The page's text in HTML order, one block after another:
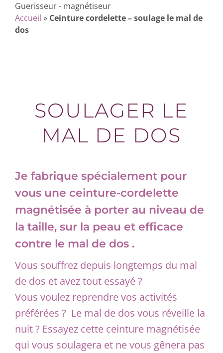
Guerisseur - magnétiseur
Accueil » Ceinture cordelette – soulage le mal de
dos
SOULAGER LE
MAL DE DOS
Je fabrique spécialement pour
vous une ceinture-cordelette
magnétisée à porter au niveau de
la taille, sur la peau et efficace
contre le mal de dos .
Vous souffrez depuis longtemps du mal
de dos et avez tout essayé ?
Vous voulez reprendre vos activités
préférées ? Le mal de dos vous réveille la
nuit ? Essayez cette ceinture magnétisée
qui vous soulagera et ne vous gênera pas